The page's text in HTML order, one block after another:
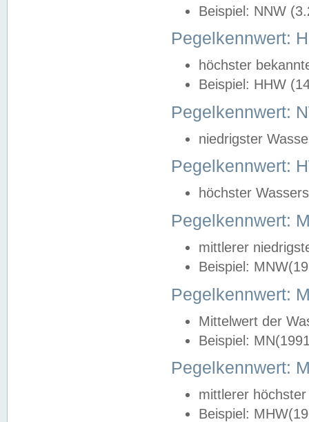
Beispiel: NNW
Pegelkennwert:
höchster
Beispiel: HHW
Pegelkennwert:
niedrigster
Pegelkennwert:
höchster
Pegelkennwert:
mittlerer
Beispiel:
Pegelkennwert:
Mittelwert der
Beispiel:
Pegelkennwert:
mittlerer
Beispiel: